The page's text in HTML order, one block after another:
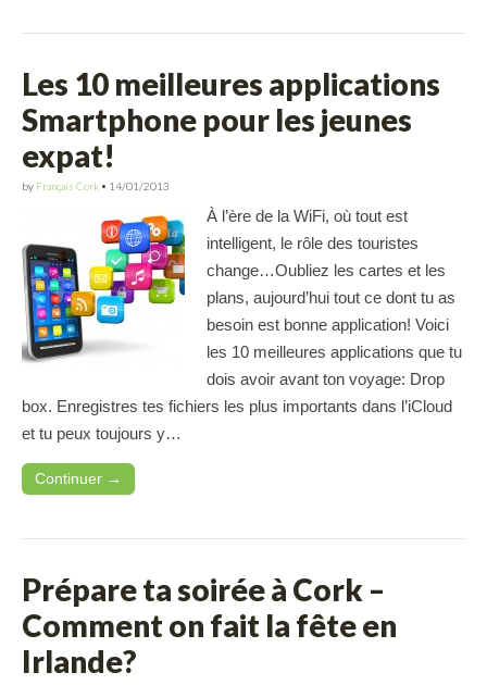
Les 10 meilleures applications
Smartphone pour les jeunes
expat!
by Français Cork • 14/01/2013
À l’ère de la WiFi, où tout est
intelligent, le rôle des touristes
change…Oubliez les cartes et les
plans, aujourd’hui tout ce dont tu as
besoin est bonne application! Voici
les 10 meilleures applications que tu
dois avoir avant ton voyage: Drop
box. Enregistres tes fichiers les plus importants dans l’iCloud
et tu peux toujours y…
Continuer →
Prépare ta soirée à Cork –
Comment on fait la fête en
Irlande?